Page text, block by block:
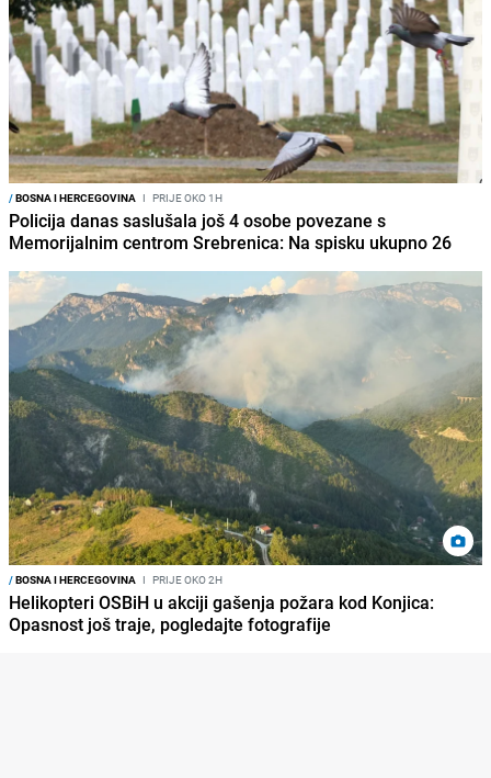
/BOSNA I HERCEGOVINA I PRIJE OKO 1H
Policija danas saslušala još 4 osobe povezane s
Memorijalnim centrom Srebrenica: Na spisku ukupno 26
/BOSNA I HERCEGOVINA I PRIJE OKO 2H
Helikopteri OSBiH u akciji gašenja požara kod Konjica:
Opasnost još traje, pogledajte fotografije